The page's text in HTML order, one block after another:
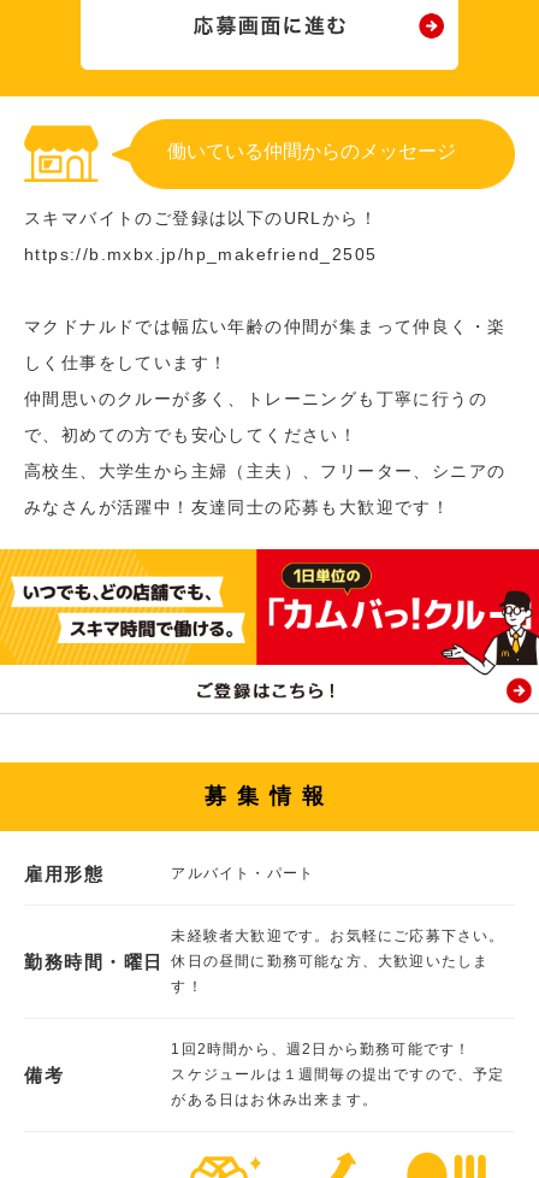
働いている仲間からのメッセージ
スキマバイトのご登録は以下のURLから！
https://b.mxbx.jp/hp_makefriend_2505
マクドナルドでは幅広い年齢の仲間が集まって仲良く・楽
しく仕事をしています！
仲間思いのクルーが多く、トレーニングも丁寧に行うの
で、初めての方でも安心してください！
高校生、大学生から主婦（主夫）、フリーター、シニアの
みなさんが活躍中！友達同士の応募も大歓迎です！
募集情報
雇用形態 アルバイト・パート
勤務時間・曜日
未経験者大歓迎です。お気軽にご応募下さい。
休日の昼間に勤務可能な方、大歓迎いたしま
す！
備考
1回2時間から、週2日から勤務可能です！
スケジュールは１週間毎の提出ですので、予定
がある日はお休み出来ます。